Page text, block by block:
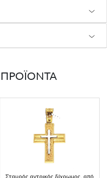
Σταυρός αντρικός δίχρωμος, από